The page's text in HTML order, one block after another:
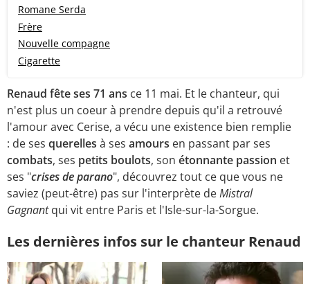
Romane Serda
Frère
Nouvelle compagne
Cigarette
Renaud fête ses 71 ans ce 11 mai. Et le chanteur, qui
n'est plus un coeur à prendre depuis qu'il a retrouvé
l'amour avec Cerise, a vécu une existence bien remplie
: de ses querelles à ses amours en passant par ses
combats, ses petits boulots, son étonnante passion et
ses "crises de parano", découvrez tout ce que vous ne
saviez (peut-être) pas sur l'interprète deMistral
Gagnantqui vit entre Paris et l'Isle-sur-la-Sorgue.
Les dernières infos sur le chanteur Renaud